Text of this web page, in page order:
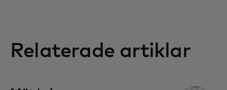
Relaterade artiklar